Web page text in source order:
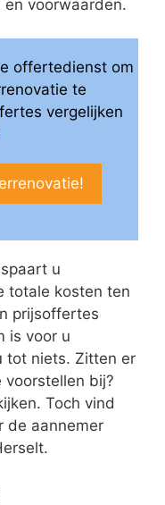
voorwaarden.
offertedienst om
te
vergelijken
u
totale kosten ten
prijsoffertes
is voor u
tot niets. Zitten er
bij?
Toch vind
de aannemer